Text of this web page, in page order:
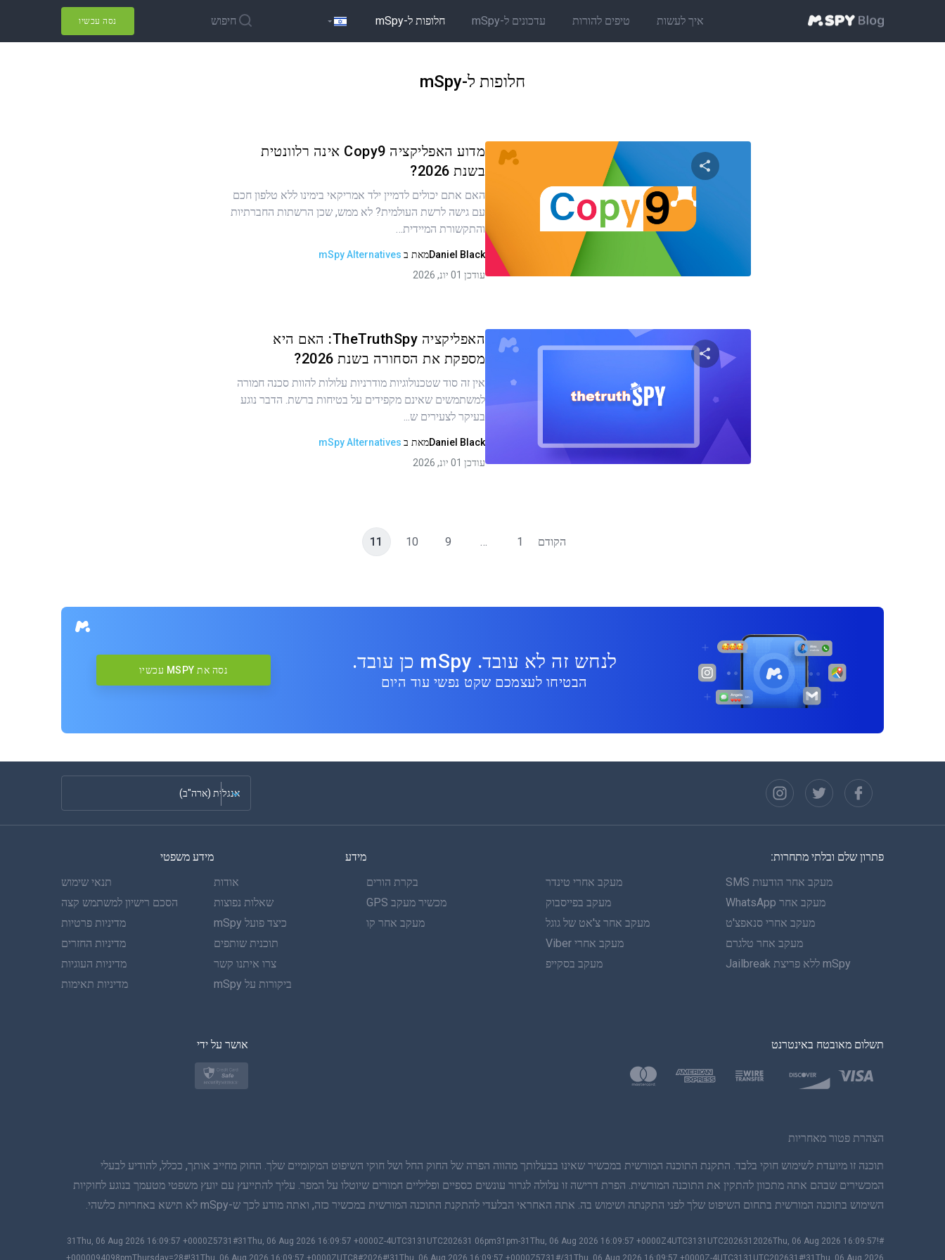
איך לעשות טיפים להורות עדכונים ל-mSpy חלופות ל-mSpy חיפוש נסה עכשיו
חלופות ל-mSpy
שתף מאמר זה
העתקת קישור
מדוע האפליקציה Copy9 אינה רלוונטית
בשנת 2026?
האם אתם יכולים לדמיין ילד אמריקאי בימינו ללא טלפון חכם
עם גישה לרשת העולמית? לא ממש, שכן הרשתות החברתיות
והתקשורת המיידית…
Daniel Blackמאת ב mSpy Alternatives
עודכן 01 יונ, 2026
שתף מאמר זה
טוויטר פייסבוק העתקת קישור
האפליקציה TheTruthSpy: האם היא
מספקת את הסחורה בשנת 2026?
אין זה סוד שטכנולוגיות מודרניות עלולות להוות סכנה חמורה
למשתמשים שאינם מקפידים על בטיחות ברשת. הדבר נוגע
בעיקר לצעירים ש...
Daniel Blackמאת ב mSpy Alternatives
עודכן 01 יונ, 2026
הקודם 1
…
9
10
11
לנחש זה לא עובד. mSpy כן עובד.
הבטיחו לעצמכם שקט נפשי עוד היום
נסה את MSPY עכשיו
אנגלית (ארה"ב)
צרפתית
ספרדית
פורטוגזית
איטלקית
בטורקית
נורווגית
שוודית
פתרון שלם ובלתי מתחרות:
מעקב אחר הודעות SMS
מעקב אחר WhatsApp
מעקב אחרי סנאפצ'ט
מעקב אחר טלגרם
mSpy ללא פריצת Jailbreak
מעקב אחרי טינדר
מעקב בפייסבוק
מעקב אחר צ'אט של גוגל
מעקב אחרי Viber
מעקב בסקייפ
בקרת הורים
מכשיר מעקב GPS
מעקב אחר קו
מידע
אודות
שאלות נפוצות
כיצד פועל mSpy
תוכנית שותפים
צרו איתנו קשר
ביקורות על mSpy
מידע משפטי
תנאי שימוש
הסכם רישיון למשתמש קצה
מדיניות פרטיות
מדיניות החזרים
מדיניות העוגיות
מדיניות תאימות
תשלום מאובטח באינטרנט אושר על ידי
הצהרת פטור מאחריות
תוכנה זו מיועדת לשימוש חוקי בלבד. התקנת התוכנה המורשית במכשיר שאינו בבעלותך מהווה הפרה של החוק החל ושל חוקי השיפוט המקומיים שלך. החוק מחייב אותך, ככלל, להודיע לבעלי
המכשירים שבהם אתה מתכוון להתקין את התוכנה המורשית. הפרת דרישה זו עלולה לגרור עונשים כספיים ופליליים חמורים שיוטלו על המפר. עליך להתייעץ עם יועץ משפטי מטעמך בנוגע לחוקיות
השימוש בתוכנה המורשית בתחום השיפוט שלך לפני התקנתה ושימוש בה. אתה האחראי הבלעדי להתקנת התוכנה המורשית במכשיר כזה, ואתה מודע לכך ש-mSpy לא תישא באחריות כלשהי.
#!31Thu, 06 Aug 2026 16:09:57 +0000Z5731#31Thu, 06 Aug 2026 16:09:57 +0000Z-4UTC3131UTC202631 06pm31pm-31Thu, 06 Aug 2026 16:09:57 +0000Z4UTC3131UTC2026312026Thu, 06 Aug 2026 16:09:57
+0000094098pmThursday=28#!31Thu, 06 Aug 2026 16:09:57 +0000ZUTC8#2026#!31Thu, 06 Aug 2026 16:09:57 +0000Z5731#/31Thu, 06 Aug 2026 16:09:57 +0000Z-4UTC3131UTC202631#!31Thu, 06 Aug 2026